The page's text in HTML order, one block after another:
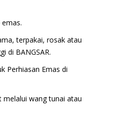
terpakai, rosak atau
di BANGSAR.
Perhiasan Emas di
wang tunai atau